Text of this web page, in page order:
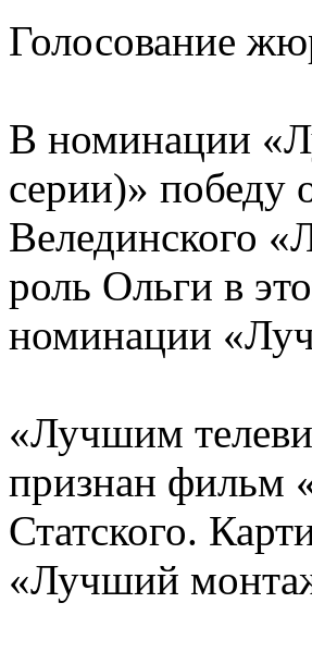
Голосование
В номинации
серии)» победу
Велединского
роль Ольги в
номинации
«Лучшим
признан фильм
Статского.
«Лучший